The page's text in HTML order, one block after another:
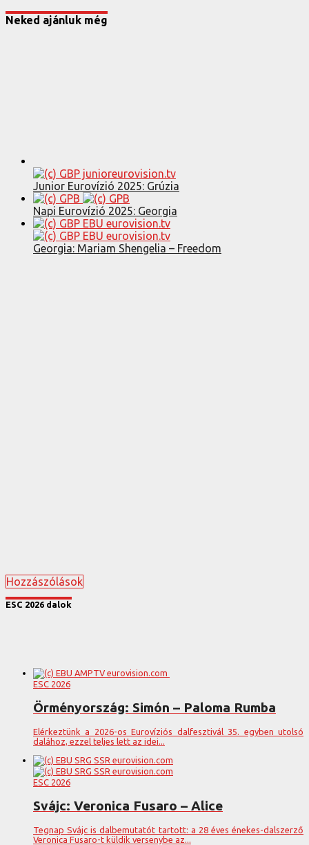
Neked ajánluk még
Junior Eurovízió 2025: Grúzia
Napi Eurovízió 2025: Georgia
Georgia: Mariam Shengelia – Freedom
Hozzászólások
ESC 2026 dalok
ESC 2026
Örményország: Simón – Paloma Rumba
Elérkeztünk a 2026-os Eurovíziós dalfesztivál 35. egyben utolsó
dalához, ezzel teljes lett az idei...
ESC 2026
Svájc: Veronica Fusaro – Alice
Tegnap Svájc is dalbemutatót tartott: a 28 éves énekes-dalszerző
Veronica Fusaro-t küldik versenybe az...